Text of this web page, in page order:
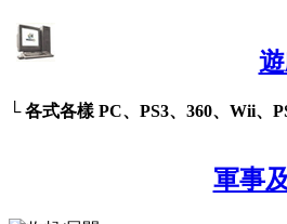
└ 各式各樣 PC、PS3、360、Wii、
軍事